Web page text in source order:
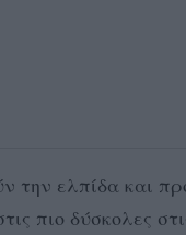
την ελπίδα και
πιο δύσκολες